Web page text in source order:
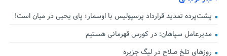
پشت‌پرده تمدید قرارداد پرسپولیس با اوسمار؛ پای یحیی در میان است!
مدیرعامل سپاهان: در کورس قهرمانی هستیم
روزهای تلخ صلاح در لیگ جزیره